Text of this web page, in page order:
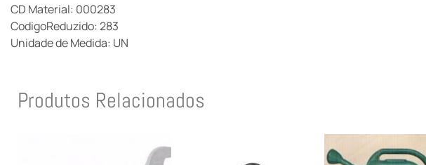
CD Material: 000283
CodigoReduzido: 283
Unidade de Medida: UN
Produtos Relacionados